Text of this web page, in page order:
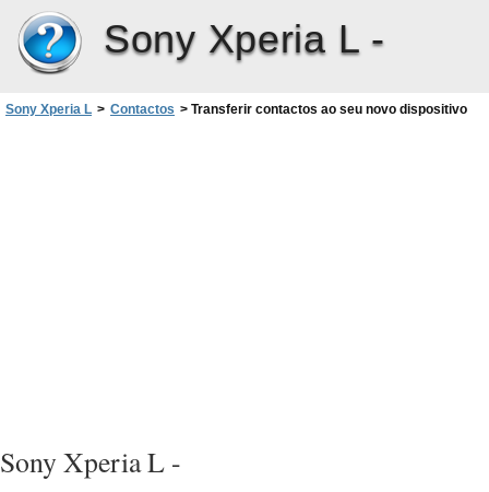
Sony Xperia L -
Sony Xperia L > Contactos > Transferir contactos ao seu novo dispositivo
Sony Xperia L -